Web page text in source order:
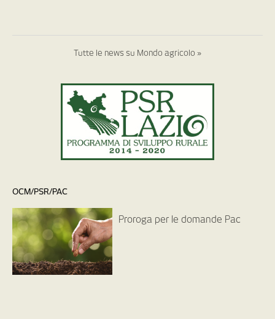
Tutte le news su Mondo agricolo »
OCM/PSR/PAC
Proroga per le domande Pac